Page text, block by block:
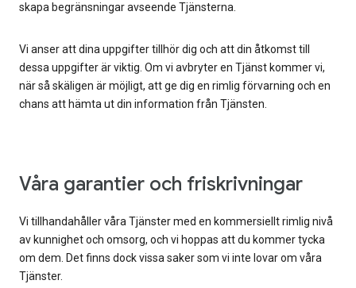
skapa begränsningar avseende Tjänsterna.
Vi anser att dina uppgifter tillhör dig och att din åtkomst till
dessa uppgifter är viktig. Om vi avbryter en Tjänst kommer vi,
när så skäligen är möjligt, att ge dig en rimlig förvarning och en
chans att hämta ut din information från Tjänsten.
Våra garantier och friskrivningar
Vi tillhandahåller våra Tjänster med en kommersiellt rimlig nivå
av kunnighet och omsorg, och vi hoppas att du kommer tycka
om dem. Det finns dock vissa saker som vi inte lovar om våra
Tjänster.